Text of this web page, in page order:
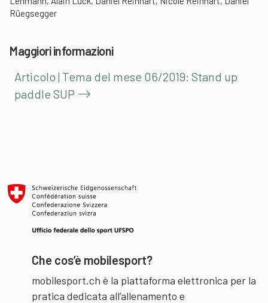
Rüegsegger
Maggiori informazioni
Articolo | Tema del mese 06/2019: Stand up
paddle SUP
Che cos’è mobilesport?
mobilesport.ch è la piattaforma elettronica per la
pratica dedicata all’allenamento e